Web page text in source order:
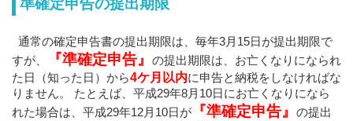
準確定申告の提出期限
通常の確定申告書の提出期限は、毎年3月15日が提出期限で
すが、
『準確定申告』 の提出期限は、お亡くなりになられ
た日（知った日）から4ケ月以内に申告と納税をしなければな
りません。 たとえば、平成29年8月10日にお亡くなりになら
れた場合は、平成29年12月10日が
『準確定申告』 の提出